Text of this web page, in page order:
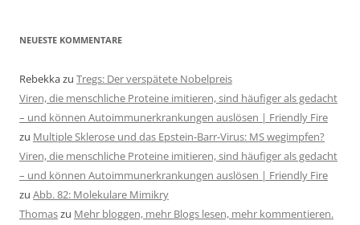
NEUESTE KOMMENTARE
Rebekkazu Tregs: Der verspätete Nobelpreis
Viren, die menschliche Proteine imitieren, sind häufiger als gedacht
– und können Autoimmunerkrankungen auslösen | Friendly Fire
zu Multiple Sklerose und das Epstein-Barr-Virus: MS wegimpfen?
Viren, die menschliche Proteine imitieren, sind häufiger als gedacht
– und können Autoimmunerkrankungen auslösen | Friendly Fire
zu Abb. 82: Molekulare Mimikry
Thomaszu Mehr bloggen, mehr Blogs lesen, mehr kommentieren.